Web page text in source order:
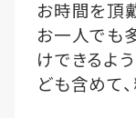
お時間を頂
お一人でも
けできるよ
ども含めて